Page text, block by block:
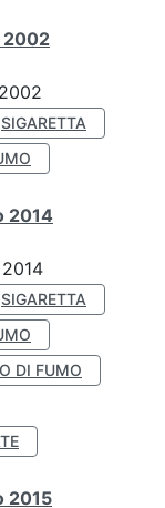
2002
SIGARETTA
2014
SIGARETTA
DI FUMO
2015